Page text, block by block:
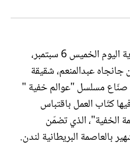
تنظر المحكمة الاقتصادية المصرية اليوم الخميس 6 سبتمبر،
عبدالمنعم، شقيقة
مسلسل "عوالم خفية "
كتّاب العمل باقتباس
الخفية"، الذي تضمّن
البريطانية لندن.